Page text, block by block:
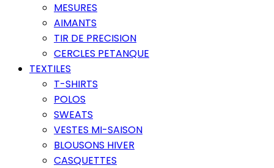
MESURES
AIMANTS
TIR DE PRECISION
CERCLES PETANQUE
TEXTILES
T-SHIRTS
POLOS
SWEATS
VESTES MI-SAISON
BLOUSONS HIVER
CASQUETTES